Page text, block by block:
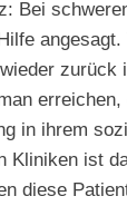
Bei
zurück
in ihrem
Kliniken ist
diese